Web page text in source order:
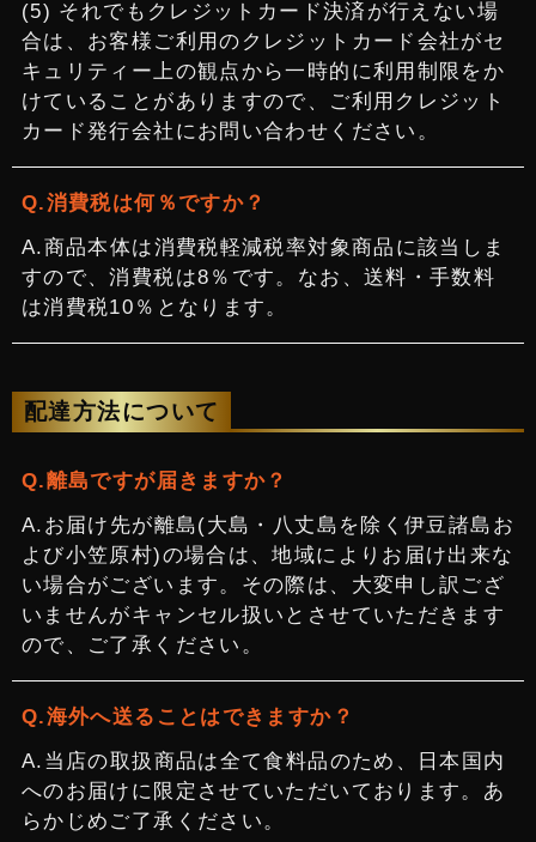
(5) それでもクレジットカード決済が行えない場
合は、お客様ご利用のクレジットカード会社がセ
キュリティー上の観点から一時的に利用制限をか
けていることがありますので、ご利用クレジット
カード発行会社にお問い合わせください。
消費税は何％ですか？
商品本体は消費税軽減税率対象商品に該当しま
すので、消費税は8％です。なお、送料・手数料
は消費税10％となります。
配達方法について
離島ですが届きますか？
お届け先が離島(大島・八丈島を除く伊豆諸島お
よび小笠原村)の場合は、地域によりお届け出来な
い場合がございます。その際は、大変申し訳ござ
いませんがキャンセル扱いとさせていただきます
ので、ご了承ください。
海外へ送ることはできますか？
当店の取扱商品は全て食料品のため、日本国内
へのお届けに限定させていただいております。あ
らかじめご了承ください。